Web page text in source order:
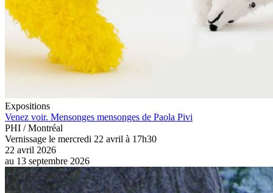
Expositions
Venez voir. Mensonges mensonges de Paola Pivi
PHI / Montréal
Vernissage le mercredi 22 avril à 17h30
22 avril 2026
au 13 septembre 2026